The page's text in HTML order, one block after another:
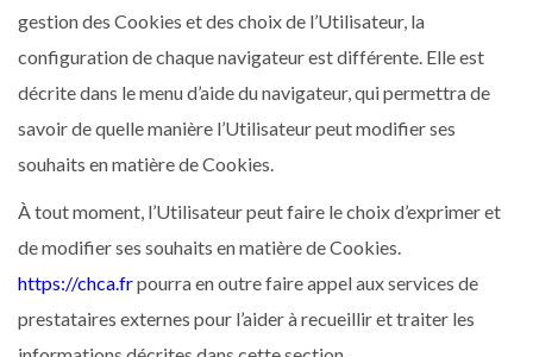
gestion des Cookies et des choix de l’Utilisateur, la
configuration de chaque navigateur est différente. Elle est
décrite dans le menu d’aide du navigateur, qui permettra de
savoir de quelle manière l’Utilisateur peut modifier ses
souhaits en matière de Cookies.
À tout moment, l’Utilisateur peut faire le choix d’exprimer et
de modifier ses souhaits en matière de Cookies.
https://chca.frpourra en outre faire appel aux services de
prestataires externes pour l’aider à recueillir et traiter les